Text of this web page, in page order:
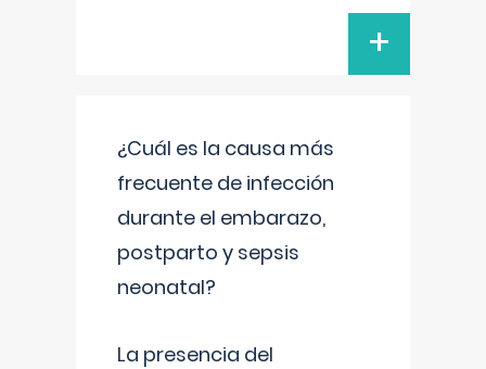
+
¿Cuál es la causa más
frecuente de infección
durante el embarazo,
postparto y sepsis
neonatal?
La presencia del